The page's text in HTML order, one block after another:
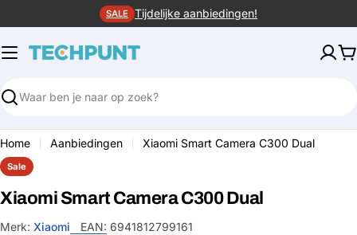
naar
inhoud
SALE Tijdelijke aanbiedingen!
Zoeken
Home Aanbiedingen Xiaomi Smart Camera C300 Dual
Sale
Xiaomi Smart Camera C300 Dual
Merk: Xiaomi EAN: 6941812799161